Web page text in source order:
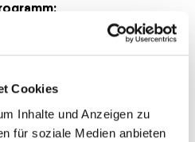
Cookies
Inhalte und Anzeigen zu
für soziale Medien anbieten
im Jahr 1971 verleiht
die Gelegenheit,
kennenzulernen